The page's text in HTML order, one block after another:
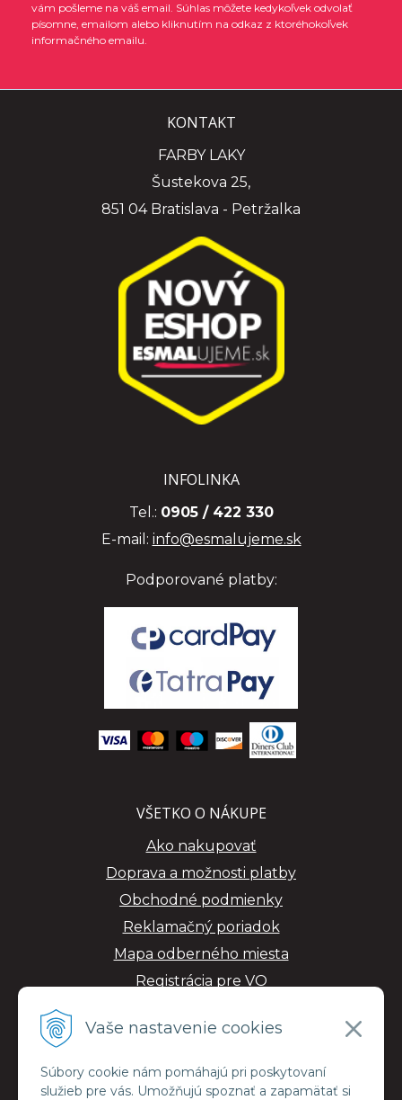
Vaše nastavenie cookies
Súbory cookie nám pomáhajú pri poskytovaní
služieb pre vás. Umožňujú spoznať a zapamätať si
vám pošleme na váš email. Súhlas môžete kedykoľvek odvolať
písomne, emailom alebo kliknutím na odkaz z ktoréhokoľvek
informačného emailu.
KONTAKT
FARBY LAKY
Šustekova 25,
851 04 Bratislava - Petržalka
INFOLINKA
Tel.: 0905 / 422 330
E-mail: info@esmalujeme.sk
Podporované platby:
VŠETKO O NÁKUPE
Ako nakupovať
Doprava a možnosti platby
Obchodné podmienky
Reklamačný poriadok
Mapa odberného miesta
Registrácia pre VO